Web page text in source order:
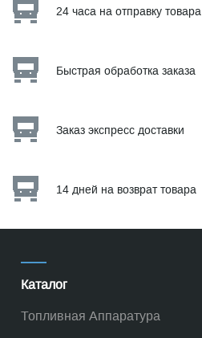
24 часа на отправку товара
Быстрая обработка заказа
Заказ экспресс доставки
14 дней на возврат товара
Каталог
Топливная Аппаратура